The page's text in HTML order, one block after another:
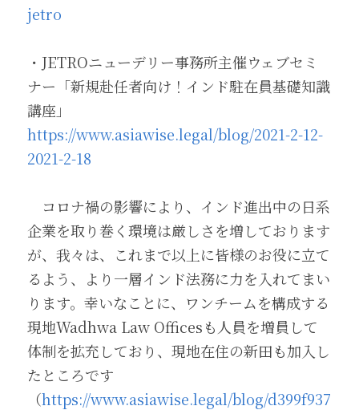
jetro
・JETROニューデリー事務所主催ウェブセミ
ナー「新規赴任者向け！インド駐在員基礎知識
https://www.asiawise.legal/blog/2021-2-12-
2021-2-18
コロナ禍の影響により、インド進出中の日系
企業を取り巻く環境は厳しさを増しております
が、我々は、これまで以上に皆様のお役に立て
るよう、より一層インド法務に力を入れてまい
ります。幸いなことに、ワンチームを構成する
現地Wadhwa Law Officesも人員を増員して
体制を拡充しており、現地在住の新田も加入し
たところです
（https://www.asiawise.legal/blog/d399f937